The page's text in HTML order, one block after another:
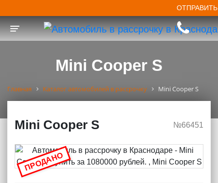
Toggle navigation
Mini Cooper S
Главная Каталог автомобилей в рассрочку Mini Cooper S
Mini Cooper S №66451
ПРОДАНО